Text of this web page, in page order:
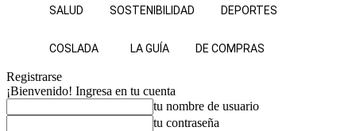
SALUD SOSTENIBILIDAD DEPORTES
COSLADA LA GUÍA DE COMPRAS
Registrarse
¡Bienvenido! Ingresa en tu cuenta
tu nombre de usuario
tu contraseña